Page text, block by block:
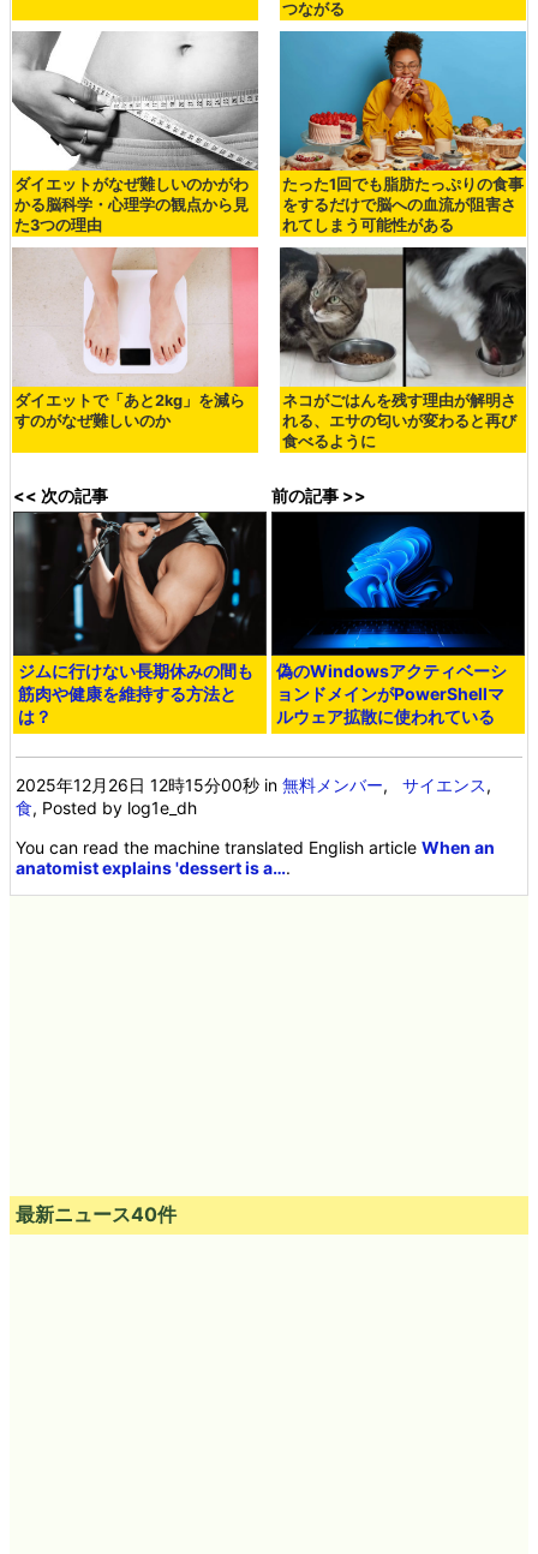
つながる
ダイエットがなぜ難しいのかがわ
かる脳科学・心理学の観点から見
た3つの理由
たった1回でも脂肪たっぷりの食事
をするだけで脳への血流が阻害さ
れてしまう可能性がある
ダイエットで「あと2kg」を減ら
すのがなぜ難しいのか
ネコがごはんを残す理由が解明さ
れる、エサの匂いが変わると再び
食べるように
<< 次の記事
ジムに行けない長期休みの間も
筋肉や健康を維持する方法と
は？
前の記事 >>
偽のWindowsアクティベーシ
ョンドメインがPowerShellマ
ルウェア拡散に使われている
2025年12月26日 12時15分00秒 in無料メンバー,サイエンス,
食, Posted by log1e_dh
You can read the machine translated English articleWhen an
anatomist explains 'dessert is a….
最新ニュース40件